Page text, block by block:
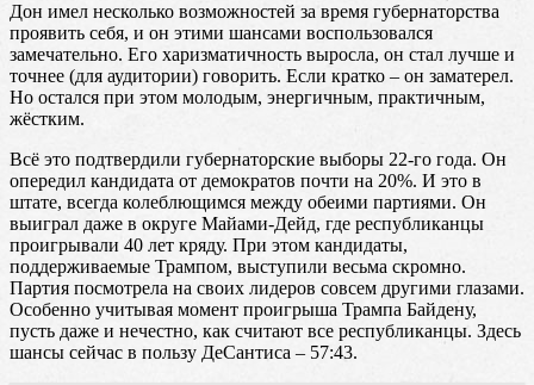
Дон имел несколько возможностей за время губернаторства
проявить себя, и он этими шансами воспользовался
замечательно. Его харизматичность выросла, он стал лучше и
точнее (для аудитории) говорить. Если кратко – он заматерел.
Но остался при этом молодым, энергичным, практичным,
жёстким.
Всё это подтвердили губернаторские выборы 22-го года. Он
опередил кандидата от демократов почти на 20%. И это в
штате, всегда колеблющимся между обеими партиями. Он
выиграл даже в округе Майами-Дейд, где республиканцы
проигрывали 40 лет кряду. При этом кандидаты,
поддерживаемые Трампом, выступили весьма скромно.
Партия посмотрела на своих лидеров совсем другими глазами.
Особенно учитывая момент проигрыша Трампа Байдену,
пусть даже и нечестно, как считают все республиканцы. Здесь
шансы сейчас в пользу ДеСантиса – 57:43.